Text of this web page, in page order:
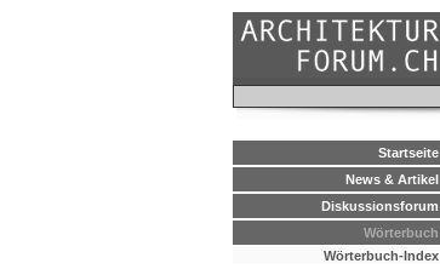
Startseite
News & Artikel
Diskussionsforum
Wörterbuch
Wörterbuch-Index